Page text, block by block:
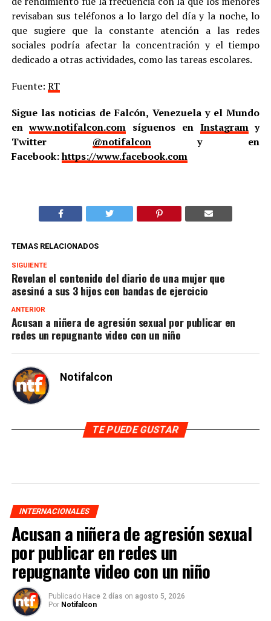
revisaban sus teléfonos a lo largo del día y la noche, lo
que sugiere que la constante atención a las redes
sociales podría afectar la concentración y el tiempo
dedicado a otras actividades, como las tareas escolares.
Fuente: RT
Sigue las noticias de Falcón, Venezuela y el Mundo
enwww.notifalcon.com síguenos en Instagramy
Twitter @notifalcony en
Facebook:https://www.facebook.com
TEMAS RELACIONADOS
SIGUIENTE
Revelan el contenido del diario de una mujer que
asesinó a sus 3 hijos con bandas de ejercicio
ANTERIOR
Acusan a niñera de agresión sexual por publicar en
redes un repugnante video con un niño
Notifalcon
TE PUEDE GUSTAR
INTERNACIONALES
Acusan a niñera de agresión sexual
por publicar en redes un
repugnante video con un niño
Publicado Hace 2 días on agosto 5, 2026
Por Notifalcon